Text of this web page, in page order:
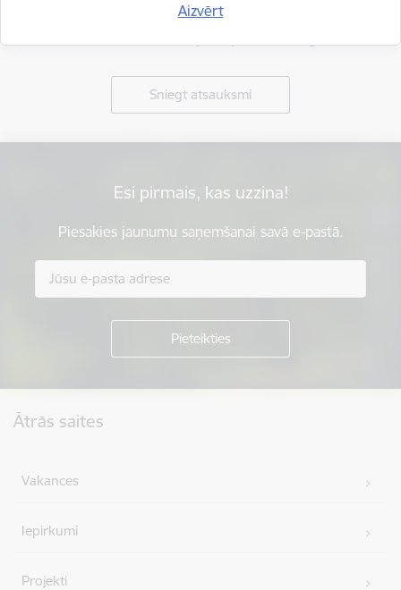
Aizvērt
Sniegt atsauksmi
Esi pirmais, kas uzzina!
Piesakies jaunumu saņemšanai savā e-pastā.
Ātrās saites
Vakances
Iepirkumi
Projekti